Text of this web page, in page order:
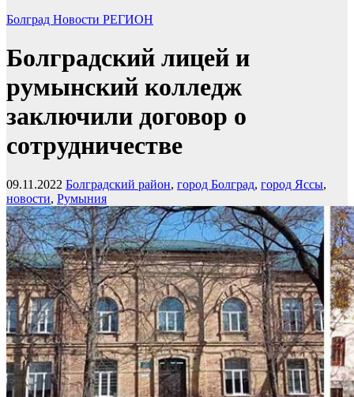
Болград Новости РЕГИОН
Болградский лицей и
румынский колледж
заключили договор о
сотрудничестве
09.11.2022 Болградский район, город Болград, город Яссы,
новости, Румыния